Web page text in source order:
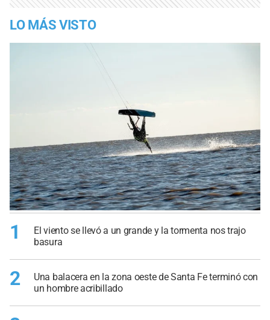
LO MÁS VISTO
1
El viento se llevó a un grande y la tormenta nos trajo
basura
2
Una balacera en la zona oeste de Santa Fe terminó con
un hombre acribillado